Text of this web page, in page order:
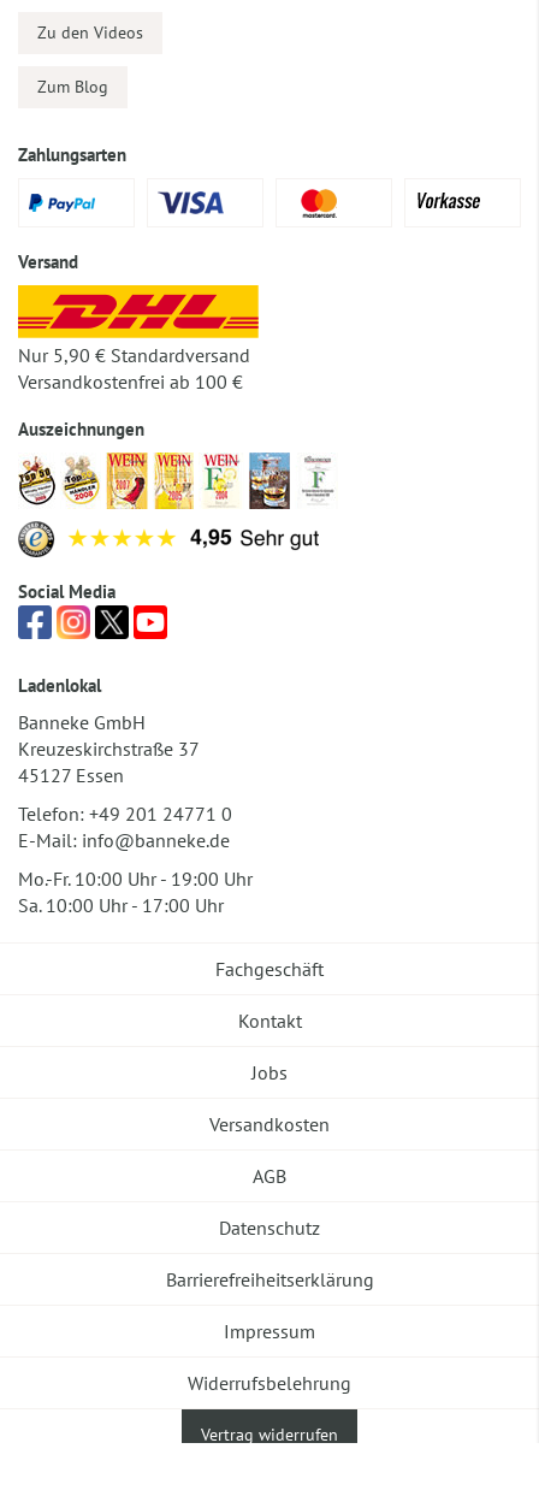
Zu den Videos
Zum Blog
Zahlungsarten
Versand
Nur 5,90 € Standardversand
Versandkostenfrei ab 100 €
Auszeichnungen
Social Media
Ladenlokal
Banneke GmbH
Kreuzeskirchstraße 37
45127 Essen
Telefon: +49 201 24771 0
E-Mail: info@banneke.de
Mo.-Fr. 10:00 Uhr - 19:00 Uhr
Sa. 10:00 Uhr - 17:00 Uhr
Fachgeschäft
Kontakt
Jobs
Versandkosten
AGB
Datenschutz
Barrierefreiheitserklärung
Impressum
Widerrufsbelehrung
Vertrag widerrufen